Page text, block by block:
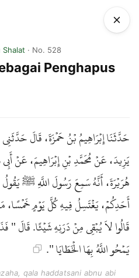
Shalat · No. 528
Penghapus
حَدَّثَنَا إِبْرَاهِيمُ بْنُ حَمْزَةَ، قَالَ
يَزِيدَ، عَنْ مُحَمَّدِ بْنِ إِبْرَاهِيمَ، عَنْ
هُرَيْرَةَ، أَنَّهُ سَمِعَ رَسُولَ اللَّهِ ﷺ يَقُولُ
أَحَدِكُمْ، يَغْتَسِلُ فِيهِ كُلَّ يَوْمٍ خَمْسًا،
قَالُوا لاَ يُبْقِي مِنْ دَرَنِهِ شَيْئًا. قَالَ
يَمْحُو اللَّهُ بِهَا الْخَطَايَا ".
qala haddatsani abnu abi